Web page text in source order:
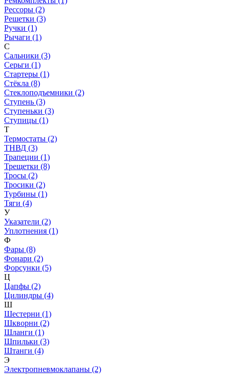
Рессоры (2)
Решетки (3)
Ручки (1)
Рычаги (1)
С
Сальники (3)
Серьги (1)
Стартеры (1)
Стёкла (8)
Стеклоподъемники (2)
Ступень (3)
Ступеньки (3)
Ступицы (1)
Т
Термостаты (2)
ТНВД (3)
Трапеции (1)
Трещетки (8)
Тросы (2)
Тросики (2)
Турбины (1)
Тяги (4)
У
Указатели (2)
Уплотнения (1)
Ф
Фары (8)
Фонари (2)
Форсунки (5)
Ц
Цапфы (2)
Цилиндры (4)
Ш
Шестерни (1)
Шкворни (2)
Шланги (1)
Шпильки (3)
Штанги (4)
Э
Электропневмоклапаны (2)